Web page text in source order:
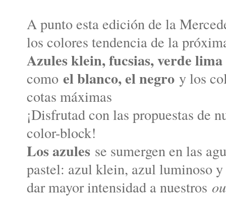
A punto esta edición de la
los colores tendencia de la
Azules klein, fucsias, verde
como el blanco, el negro y los
cotas máximas
¡Disfrutad con las propuestas de
color-block!
Los azules se sumergen en las
pastel: azul klein, azul luminoso
dar mayor intensidad a nuestros